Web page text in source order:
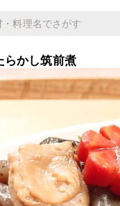
らかし筑前煮